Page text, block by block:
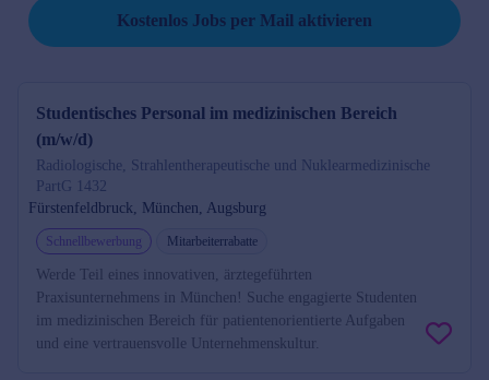
Kostenlos Jobs per Mail aktivieren
Studentisches Personal im medizinischen Bereich
(m/w/d)
Radiologische, Strahlentherapeutische und Nuklearmedizinische
PartG 1432
Fürstenfeldbruck, München, Augsburg
Schnellbewerbung Mitarbeiterrabatte
Werde Teil eines innovativen, ärztegeführten
Praxisunternehmens in München! Suche engagierte Studenten
im medizinischen Bereich für patientenorientierte Aufgaben
und eine vertrauensvolle Unternehmenskultur.